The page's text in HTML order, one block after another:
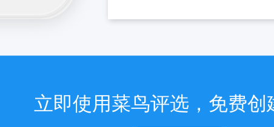
立即使用菜鸟评选，免费创